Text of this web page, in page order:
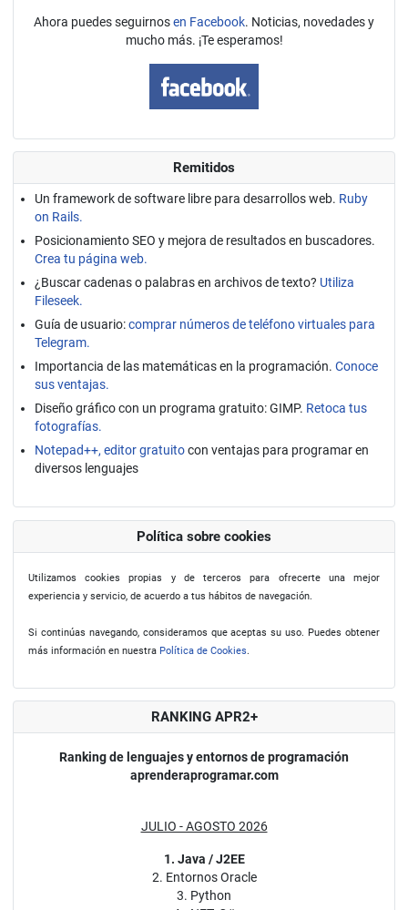
Ahora puedes seguirnosen Facebook. Noticias, novedades y
mucho más. ¡Te esperamos!
Remitidos
Un framework de software libre para desarrollos web. Ruby
on Rails.
Posicionamiento SEO y mejora de resultados en buscadores.
Crea tu página web.
¿Buscar cadenas o palabras en archivos de texto? Utiliza
Fileseek.
Guía de usuario:comprar números de teléfono virtuales para
Telegram.
Importancia de las matemáticas en la programación. Conoce
sus ventajas.
Diseño gráfico con un programa gratuito: GIMP. Retoca tus
fotografías.
Notepad++, editor gratuitocon ventajas para programar en
diversos lenguajes
Política sobre cookies
Utilizamos cookies propias y de terceros para ofrecerte una mejor
experiencia y servicio, de acuerdo a tus hábitos de navegación.
Si continúas navegando, consideramos que aceptas su uso. Puedes obtener
más información en nuestra Política de Cookies.
RANKING APR2+
Ranking de lenguajes y entornos de programación
aprenderaprogramar.com
JULIO - AGOSTO 2026
1. Java / J2EE
2. Entornos Oracle
3. Python